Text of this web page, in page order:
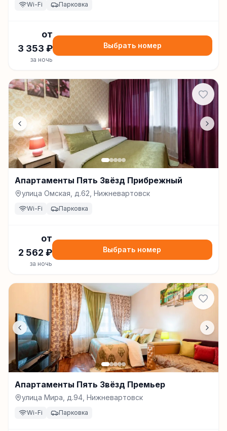
Wi-Fi Парковка
от
3 353 ₽
за ночь
Выбрать номер
Апартаменты Пять Звёзд Прибрежный
улица Омская, д.62, Нижневартовск
Wi-Fi Парковка
от
2 562 ₽
за ночь
Выбрать номер
Апартаменты Пять Звёзд Премьер
улица Мира, д.94, Нижневартовск
Wi-Fi Парковка